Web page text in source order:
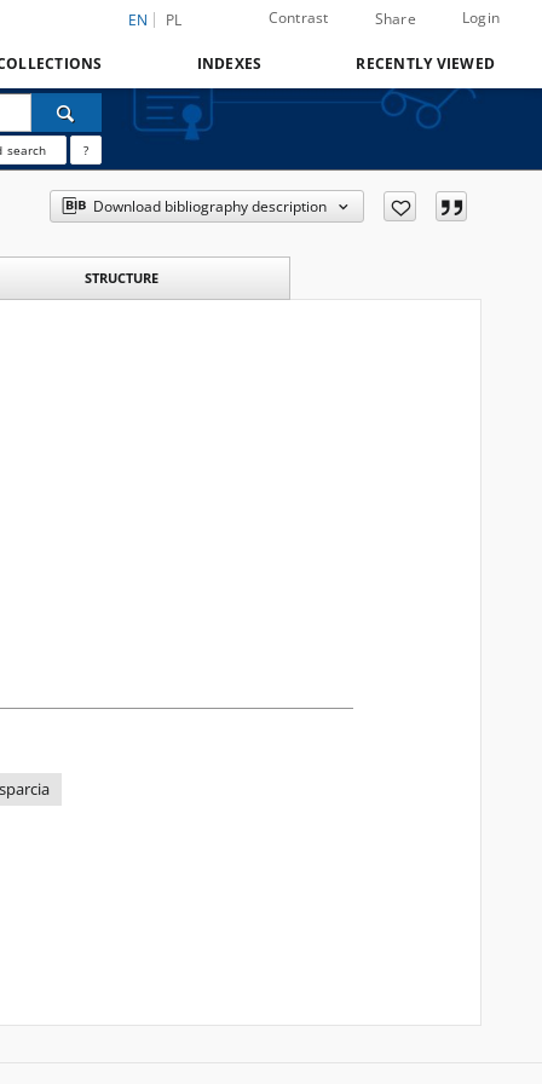
EN PL Contrast Share Login
INDEXES RECENTLY VIEWED
search ?
Download bibliography description
STRUCTURE